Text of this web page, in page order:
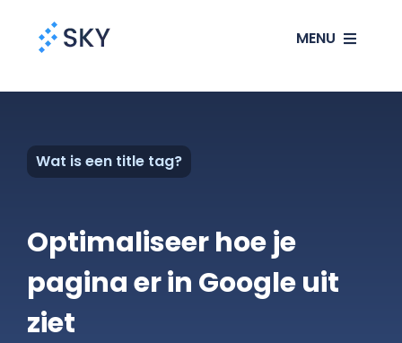
MENU
SEO
SEA
Wat is een title tag?
Optimaliseer hoe je
pagina er in Google uit
ziet